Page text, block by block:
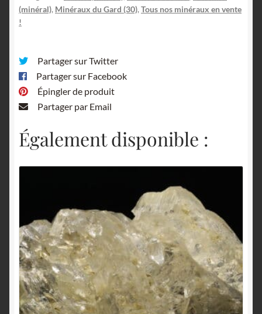
(minéral), Minéraux du Gard (30), Tous nos minéraux en vente
!
Partager sur Twitter
Partager sur Facebook
Épingler de produit
Partager par Email
Également disponible :